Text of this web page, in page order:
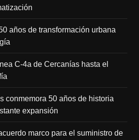
años de transformación urbana
C-4a de Cercanías hasta el
conmemora 50 años de historia
expansión
marco para el suministro de